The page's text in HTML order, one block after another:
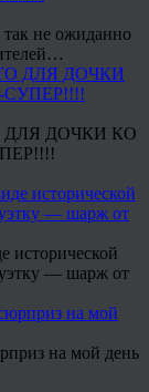
не ожиданно
ДОЧКИ КО
исторической
— шарж от
на мой день